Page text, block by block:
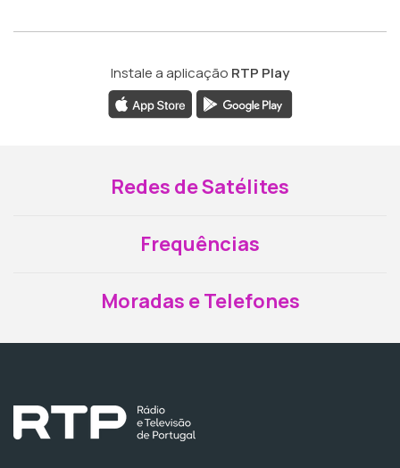
Instale a aplicação RTP Play
Redes de Satélites
Frequências
Moradas e Telefones